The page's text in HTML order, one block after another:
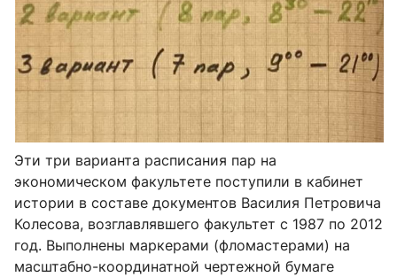
Эти три варианта расписания пар на
экономическом факультете поступили в кабинет
истории в составе документов Василия Петровича
Колесова, возглавлявшего факультет с 1987 по 2012
год. Выполнены маркерами (фломастерами) на
масштабно-координатной чертежной бумаге